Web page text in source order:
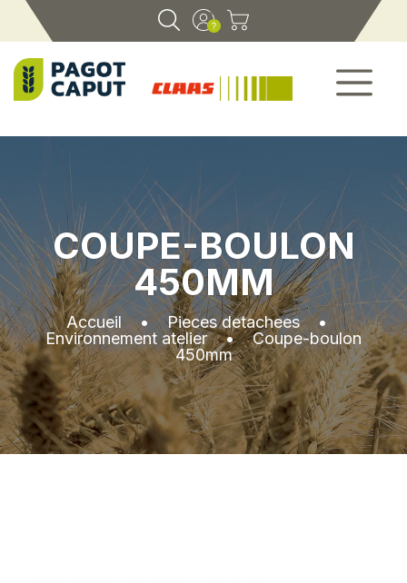
COUPE-BOULON
450MM
Accueil•Pieces detachees•
Environnement atelier•Coupe-boulon
450mm